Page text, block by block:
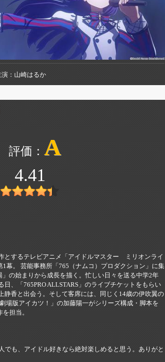
演 山崎はるか
A
4.41
とするテレビアニメ「アイドルマスター ミリオンライ
幕。 芸能事務所「765（ナムコ）プロダクション」に集
の始まりから成長を描く。忙しい日々を送る中学2年
、「765PRO ALLSTARS」のライブチケットをもらい
香と出会う。そして客席には、同じく14歳の伊吹翼の
場版アイカツ！」の加藤陽一がシリーズ構成・脚本を
担当。
も、アイドル好きなら絶対楽しめると思う。ありがと